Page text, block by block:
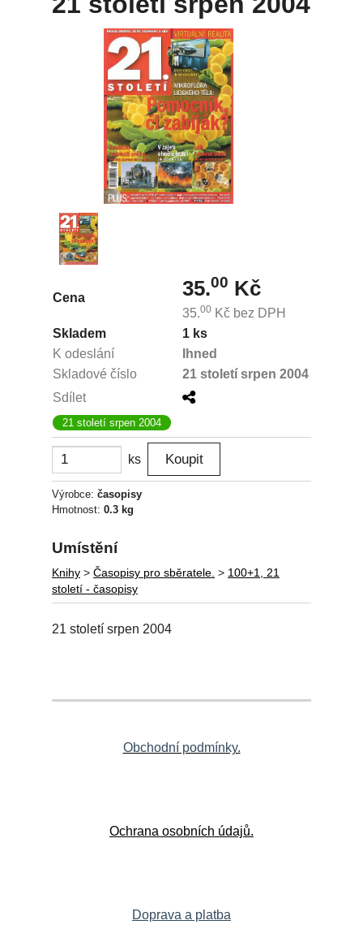
Cena 35.00 Kč
35.00 Kč bez DPH
Skladem
1 ks
K odeslání
Ihned
Skladové číslo
21 století srpen 2004
Sdílet
21 století srpen 2004
ks
Výrobce: časopisy
Hmotnost: 0.3 kg
Umístění
Knihy > Časopisy pro sběratele. > 100+1, 21
století - časopisy
21 století srpen 2004
Obchodní podmínky.
Ochrana osobních údajů.
Doprava a platba